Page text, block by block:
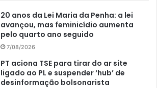
20 anos da Lei Maria da Penha: a lei
avançou, mas feminicídio aumenta
pelo quarto ano seguido
7/08/2026
PT aciona TSE para tirar do ar site
ligado ao PL e suspender ‘hub’ de
desinformação bolsonarista